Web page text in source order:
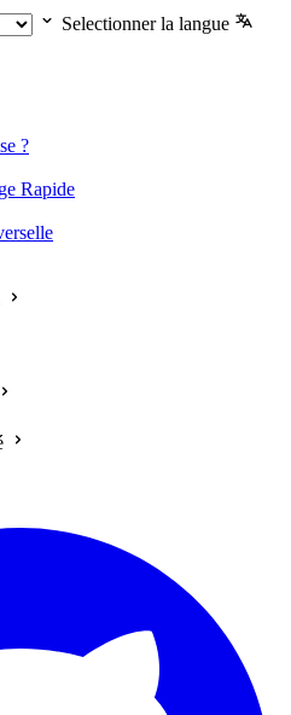
Selectionner la langue
?
Rapide